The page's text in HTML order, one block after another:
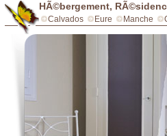
HÃ©bergement,
Calvados Eure Manche